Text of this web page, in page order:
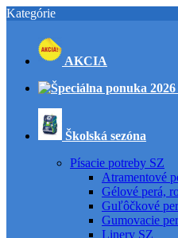
Kategórie
AKCIA
Školská sezóna
Písacie potreby SZ
Atramentové
Gélové perá,
Guľôčkové
Gumovacie
Linery SZ